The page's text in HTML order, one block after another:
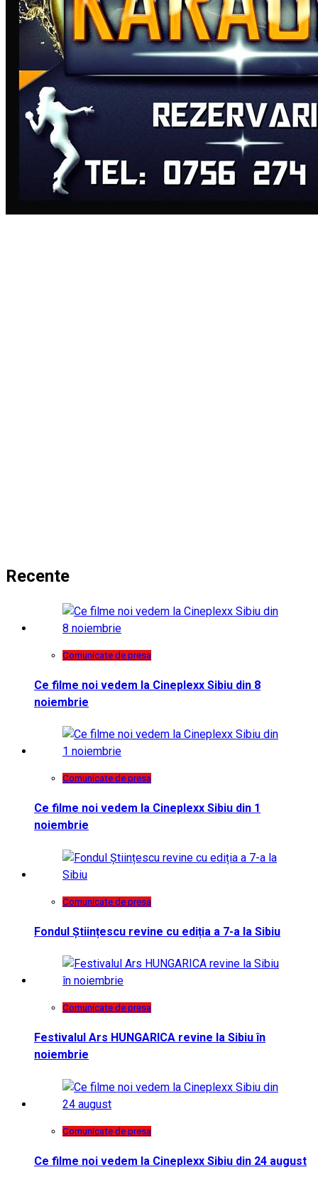
Recente
Comunicate de presa
Ce filme noi vedem la Cineplexx Sibiu din 8
noiembrie
Comunicate de presa
Ce filme noi vedem la Cineplexx Sibiu din 1
noiembrie
Comunicate de presa
Fondul Științescu revine cu ediția a 7-a la Sibiu
Comunicate de presa
Festivalul Ars HUNGARICA revine la Sibiu în
noiembrie
Comunicate de presa
Ce filme noi vedem la Cineplexx Sibiu din 24 august